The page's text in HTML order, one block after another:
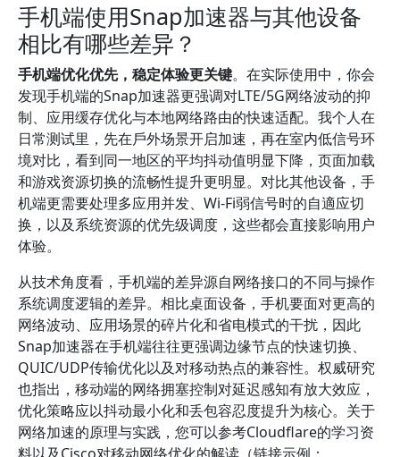
手机端使用Snap加速器与其他设备
相比有哪些差异？
手机端优化优先，稳定体验更关键。在实际使用中，你会
发现手机端的Snap加速器更强调对LTE/5G网络波动的抑
制、应用缓存优化与本地网络路由的快速适配。我个人在
日常测试里，先在戶外场景开启加速，再在室内低信号环
境对比，看到同一地区的平均抖动值明显下降，页面加载
和游戏资源切换的流畅性提升更明显。对比其他设备，手
机端更需要处理多应用并发、Wi-Fi弱信号时的自適应切
换，以及系统资源的优先级调度，这些都会直接影响用户
体验。
从技术角度看，手机端的差异源自网络接口的不同与操作
系统调度逻辑的差异。相比桌面设备，手机要面对更高的
网络波动、应用场景的碎片化和省电模式的干扰，因此
Snap加速器在手机端往往更强调边缘节点的快速切换、
QUIC/UDP传输优化以及对移动热点的兼容性。权威研究
也指出，移动端的网络拥塞控制对延迟感知有放大效应，
优化策略应以抖动最小化和丢包容忍度提升为核心。关于
网络加速的原理与实践，您可以参考Cloudflare的学习资